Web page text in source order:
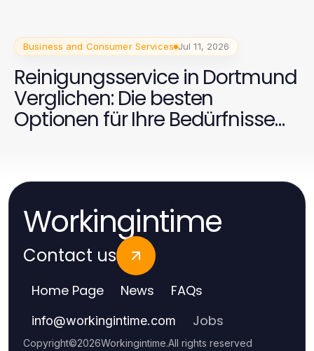
Business and Consumer Services Jul 11, 2026
Reinigungsservice in Dortmund
Verglichen: Die besten
Optionen für Ihre Bedürfnisse
Workingintime
Contact us
Home Page News FAQs
info@workingintime.com Jobs
Copyright©2026Workingintime.All rights reserved